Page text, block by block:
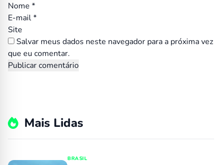
Nome *
E-mail*
Site
Salvar meus dados neste navegador para a próxima vez
que eu comentar.
Mais Lidas
BRASIL